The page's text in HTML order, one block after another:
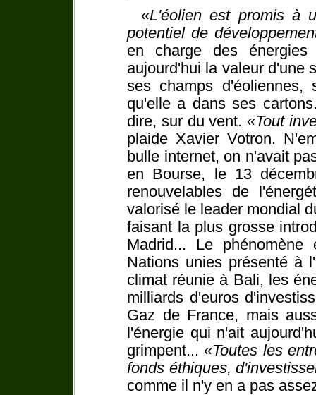
L'éolien est promis à
potentiel de
en charge des
aujourd'hui la valeur d'une
ses champs d'éoliennes,
qu'elle a dans ses
dire, sur du vent.
Tout
plaide Xavier Votron.
bulle internet, on n'avait
en Bourse, le 13
renouvelables de
valorisé le leader mondial
faisant la plus grosse
Madrid... Le
Nations unies présenté à
climat réunie à Bali, les
milliards d'euros
Gaz de France, mais
l'énergie qui n'ait
grimpent... Toutes les
fonds éthiques,
comme il n'y en a pas